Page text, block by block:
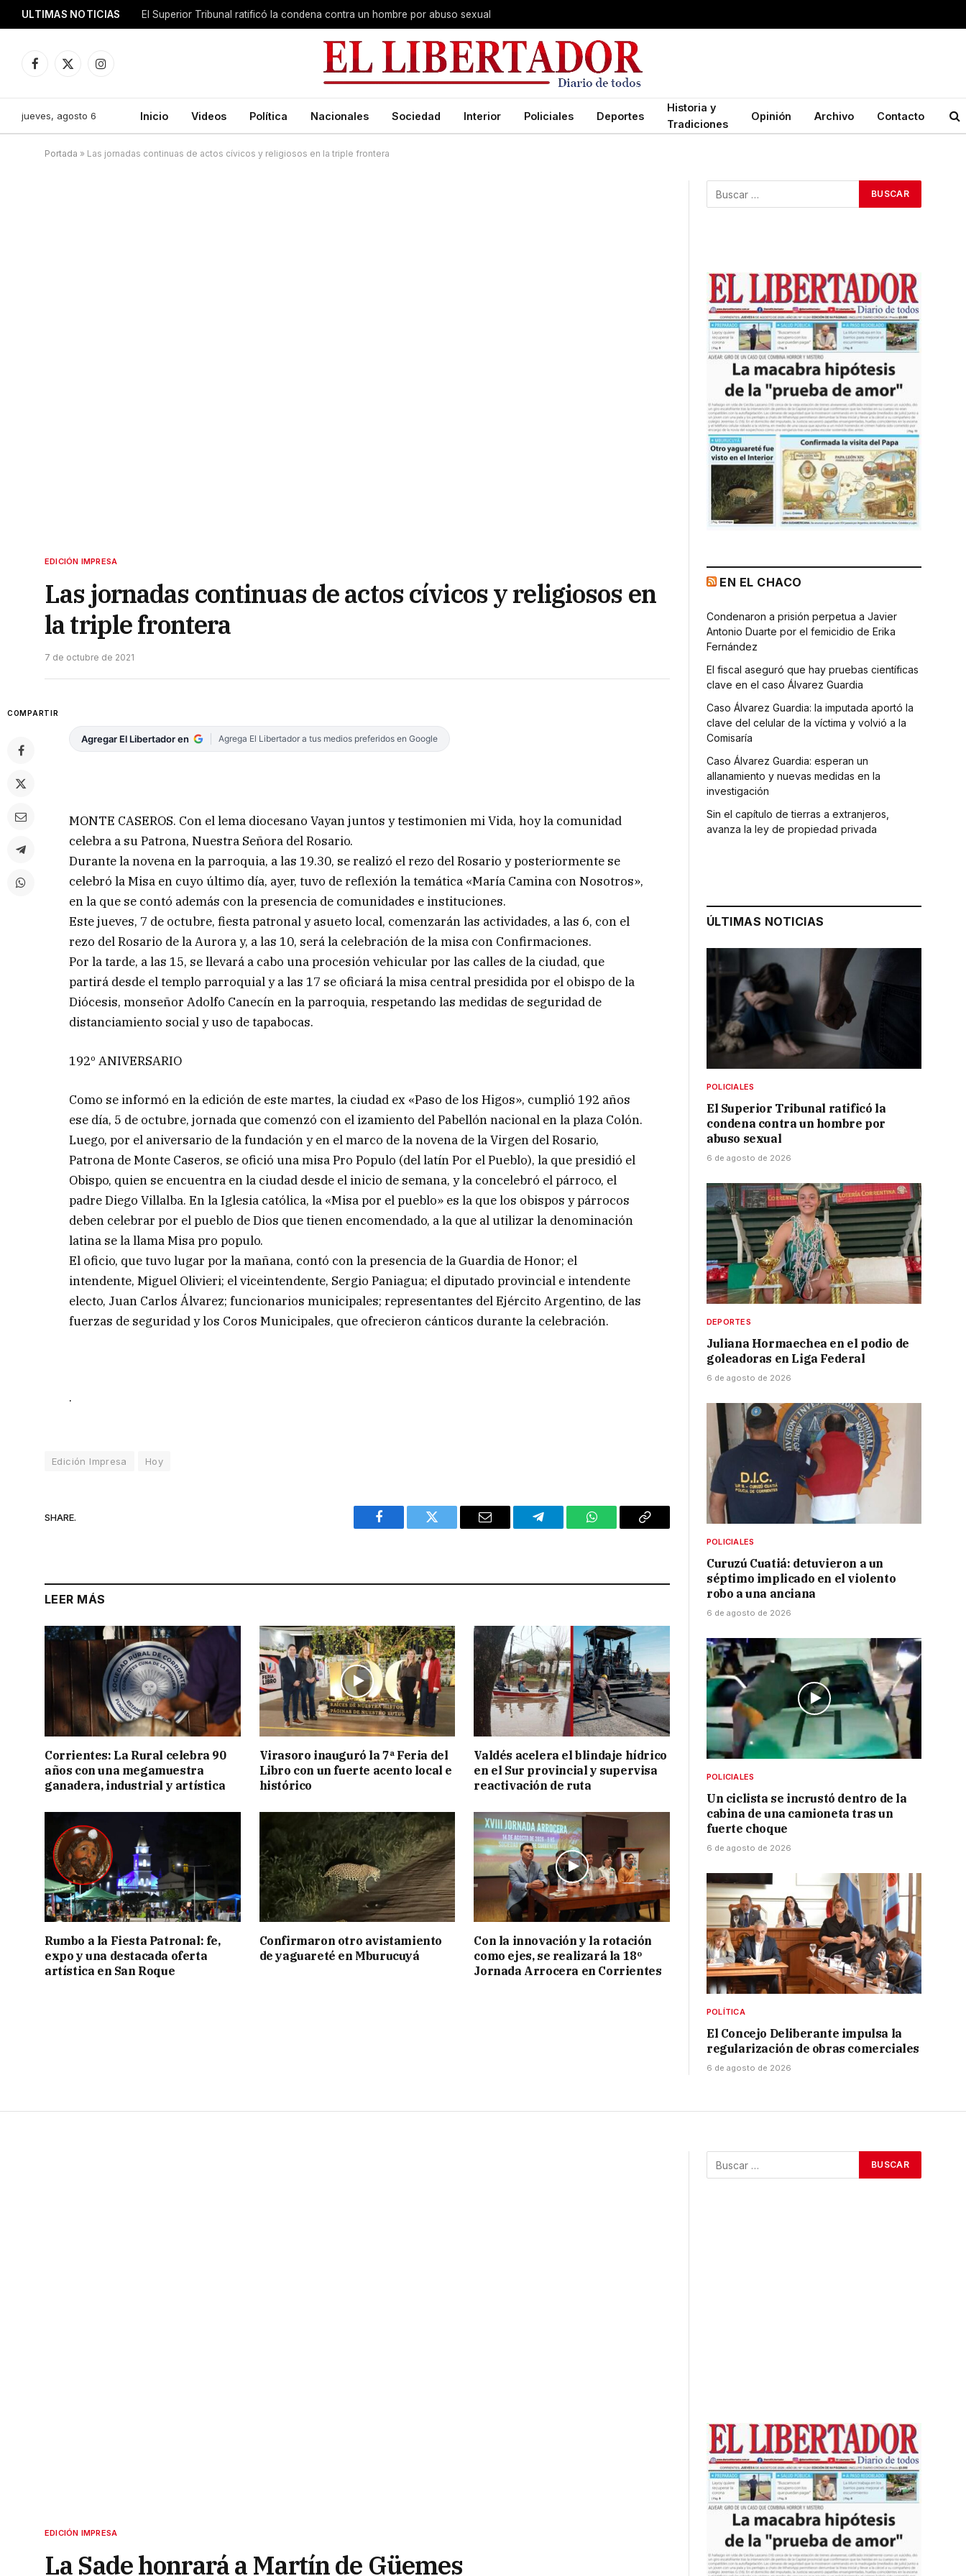
ULTIMAS NOTICIAS El Superior Tribunal ratificó la condena contra un hombre por abuso sexual
Facebook
X
Instagram
jueves, agosto 6 Inicio Videos Política Nacionales Sociedad Interior Policiales Deportes
Historia y
Tradiciones
Opinión Archivo Contacto
Portada » Las jornadas continuas de actos cívicos y religiosos en la triple frontera
EDICIÓN IMPRESA
Las jornadas continuas de actos cívicos y religiosos en
la triple frontera
7 de octubre de 2021
COMPARTIR
Agregar El Libertador en Agrega El Libertador a tus medios preferidos en Google
MONTE CASEROS. Con el lema diocesano Vayan juntos y testimonien mi Vida, hoy la comunidad
celebra a su Patrona, Nuestra Señora del Rosario.
Durante la novena en la parroquia, a las 19.30, se realizó el rezo del Rosario y posteriormente se
celebró la Misa en cuyo último día, ayer, tuvo de reflexión la temática «María Camina con Nosotros»,
en la que se contó además con la presencia de comunidades e instituciones.
Este jueves, 7 de octubre, fiesta patronal y asueto local, comenzarán las actividades, a las 6, con el
rezo del Rosario de la Aurora y, a las 10, será la celebración de la misa con Confirmaciones.
Por la tarde, a las 15, se llevará a cabo una procesión vehicular por las calles de la ciudad, que
partirá desde el templo parroquial y a las 17 se oficiará la misa central presidida por el obispo de la
Diócesis, monseñor Adolfo Canecín en la parroquia, respetando las medidas de seguridad de
distanciamiento social y uso de tapabocas.
192º ANIVERSARIO
Como se informó en la edición de este martes, la ciudad ex «Paso de los Higos», cumplió 192 años
ese día, 5 de octubre, jornada que comenzó con el izamiento del Pabellón nacional en la plaza Colón.
Luego, por el aniversario de la fundación y en el marco de la novena de la Virgen del Rosario,
Patrona de Monte Caseros, se ofició una misa Pro Populo (del latín Por el Pueblo), la que presidió el
Obispo, quien se encuentra en la ciudad desde el inicio de semana, y la concelebró el párroco, el
padre Diego Villalba. En la Iglesia católica, la «Misa por el pueblo» es la que los obispos y párrocos
deben celebrar por el pueblo de Dios que tienen encomendado, a la que al utilizar la denominación
latina se la llama Misa pro populo.
El oficio, que tuvo lugar por la mañana, contó con la presencia de la Guardia de Honor; el
intendente, Miguel Olivieri; el viceintendente, Sergio Paniagua; el diputado provincial e intendente
electo, Juan Carlos Álvarez; funcionarios municipales; representantes del Ejército Argentino, de las
fuerzas de seguridad y los Coros Municipales, que ofrecieron cánticos durante la celebración.
.
Edición Impresa Hoy
SHARE.
Facebook Twitter Email Telegram WhatsAppCopy
LEER MÁS
Corrientes: La Rural celebra 90
años con una megamuestra
ganadera, industrial y artística
Virasoro inauguró la 7ª Feria del
Libro con un fuerte acento local e
histórico
Valdés acelera el blindaje hídrico
en el Sur provincial y supervisa
reactivación de ruta
Rumbo a la Fiesta Patronal: fe,
expo y una destacada oferta
artística en San Roque
Confirmaron otro avistamiento
de yaguareté en Mburucuyá
Con la innovación y la rotación
como ejes, se realizará la 18º
Jornada Arrocera en Corrientes
EN EL CHACO
Condenaron a prisión perpetua a Javier
Antonio Duarte por el femicidio de Erika
Fernández
El fiscal aseguró que hay pruebas científicas
clave en el caso Álvarez Guardia
Caso Álvarez Guardia: la imputada aportó la
clave del celular de la víctima y volvió a la
Comisaría
Caso Álvarez Guardia: esperan un
allanamiento y nuevas medidas en la
investigación
Sin el capítulo de tierras a extranjeros,
avanza la ley de propiedad privada
ÚLTIMAS NOTICIAS
POLICIALES
El Superior Tribunal ratificó la
condena contra un hombre por
abuso sexual
6 de agosto de 2026
DEPORTES
Juliana Hormaechea en el podio de
goleadoras en Liga Federal
6 de agosto de 2026
POLICIALES
Curuzú Cuatiá: detuvieron a un
séptimo implicado en el violento
robo a una anciana
6 de agosto de 2026
POLICIALES
Un ciclista se incrustó dentro de la
cabina de una camioneta tras un
fuerte choque
6 de agosto de 2026
POLÍTICA
El Concejo Deliberante impulsa la
regularización de obras comerciales
6 de agosto de 2026
EDICIÓN IMPRESA
La Sade honrará a Martín de Güemes